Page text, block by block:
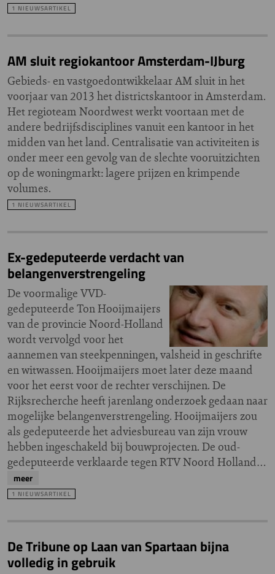
1 NIEUWSARTIKEL
AM sluit regiokantoor Amsterdam-IJburg
Gebieds- en vastgoedontwikkelaar AM sluit in het
voorjaar van 2013 het districtskantoor in Amsterdam.
Het regioteam Noordwest werkt voortaan met de
andere bedrijfsdisciplines vanuit een kantoor in het
midden van het land. Centralisatie van activiteiten is
onder meer een gevolg van de slechte vooruitzichten
op de woningmarkt: lagere prijzen en krimpende
volumes.
1 NIEUWSARTIKEL
Ex-gedeputeerde verdacht van
belangenverstrengeling
De voormalige VVD-
gedeputeerde Ton Hooijmaijers
van de provincie Noord-Holland
wordt vervolgd voor het
aannemen van steekpenningen, valsheid in geschrifte
en witwassen. Hooijmaijers moet later deze maand
voor het eerst voor de rechter verschijnen. De
Rijksrecherche heeft jarenlang onderzoek gedaan naar
mogelijke belangenverstrengeling. Hooijmaijers zou
als gedeputeerde het adviesbureau van zijn vrouw
hebben ingeschakeld bij bouwprojecten. De oud-
gedeputeerde verklaarde tegen RTV Noord Holland…
meer
1 NIEUWSARTIKEL
De Tribune op Laan van Spartaan bijna
volledig in gebruik